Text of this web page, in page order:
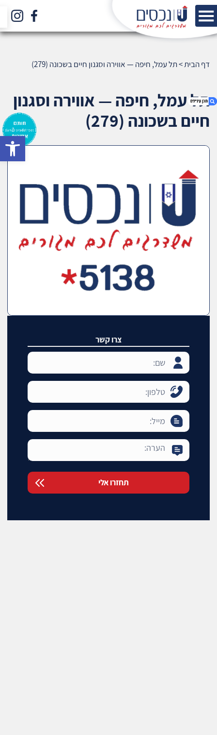
דף הבית>תל עמל, חיפה — אווירה וסגנון חיים בשכונה (279)
תל עמל, חיפה — אווירה וסגנון
חיים בשכונה (279)
צרו קשר